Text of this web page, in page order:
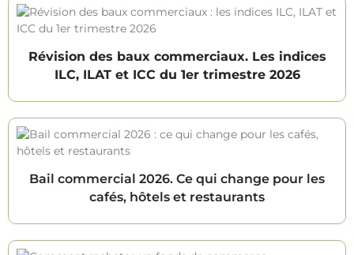
Révision des baux commerciaux. Les indices
ILC, ILAT et ICC du 1er trimestre 2026
Bail commercial 2026. Ce qui change pour les
cafés, hôtels et restaurants